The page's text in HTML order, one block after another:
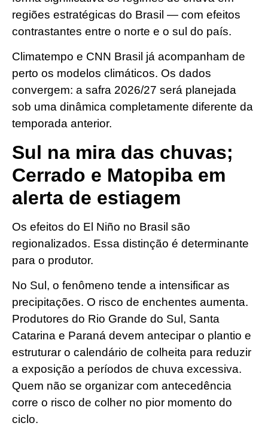
regiões estratégicas do Brasil — com efeitos
contrastantes entre o norte e o sul do país.
Climatempo e CNN Brasil já acompanham de
perto os modelos climáticos. Os dados
convergem: a safra 2026/27 será planejada
sob uma dinâmica completamente diferente da
temporada anterior.
Sul na mira das chuvas;
Cerrado e Matopiba em
alerta de estiagem
Os efeitos do El Niño no Brasil são
regionalizados. Essa distinção é determinante
para o produtor.
No Sul, o fenômeno tende a intensificar as
precipitações. O risco de enchentes aumenta.
Produtores do Rio Grande do Sul, Santa
Catarina e Paraná devem antecipar o plantio e
estruturar o calendário de colheita para reduzir
a exposição a períodos de chuva excessiva.
Quem não se organizar com antecedência
corre o risco de colher no pior momento do
ciclo.